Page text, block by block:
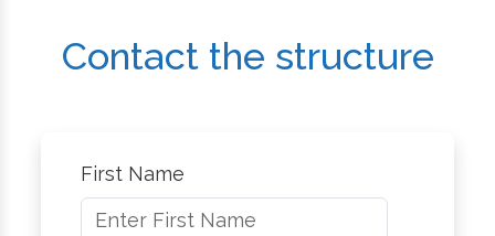
Contact the structure
First Name